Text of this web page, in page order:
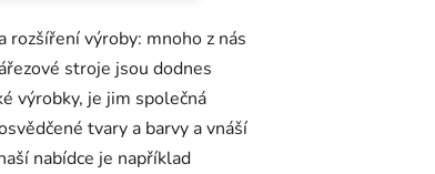
výroby: mnoho z nás
stroje jsou dodnes
výrobky, je jim společná
tvary a barvy a vnáší
nabídce je například